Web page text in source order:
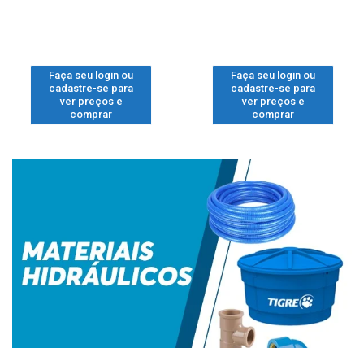
Faça seu login ou
cadastre-se para
ver preços e
comprar
Faça seu login ou
cadastre-se para
ver preços e
comprar